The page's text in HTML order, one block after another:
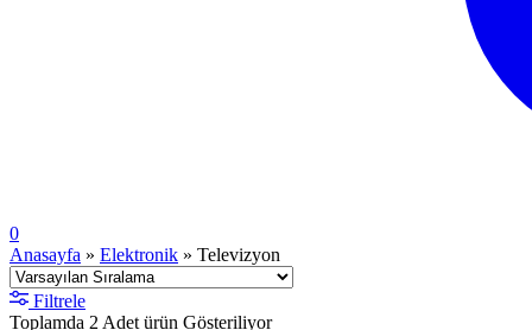
0
Anasayfa » Elektronik » Televizyon
Filtrele
Toplamda 2 Adet ürün